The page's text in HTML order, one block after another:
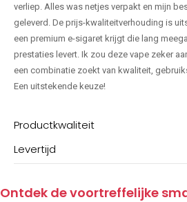
verliep. Alles was netjes verpakt en mijn
geleverd. De prijs-kwaliteitverhouding is
een premium e-sigaret krijgt die lang
prestaties levert. Ik zou deze vape zeker
een combinatie zoekt van kwaliteit,
Een uitstekende keuze!
Productkwaliteit
Levertijd
Ontdek de voortreffelijke